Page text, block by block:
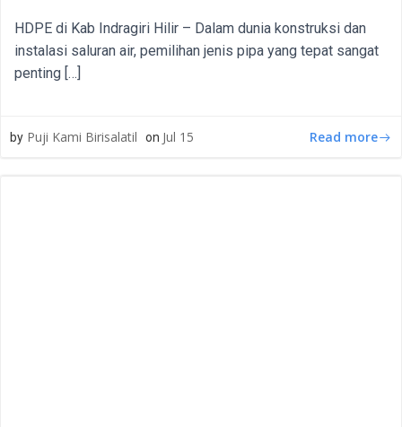
HDPE di Kab Indragiri Hilir – Dalam dunia konstruksi dan
instalasi saluran air, pemilihan jenis pipa yang tepat sangat
penting […]
by Puji Kami Birisalatil on Jul 15 Read more